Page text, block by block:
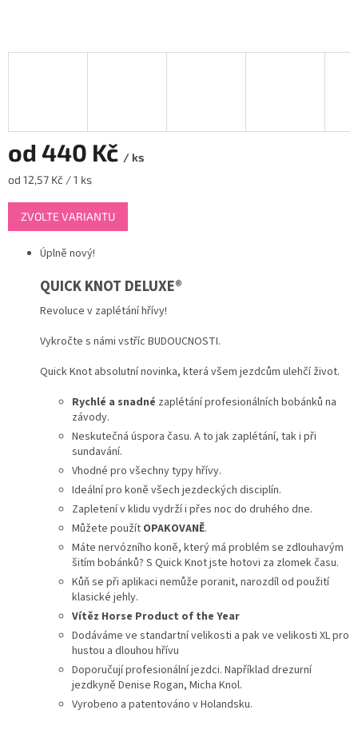
od 440 Kč / ks
Měrná
od 12,57 Kč / 1 ks
ZVOLTE VARIANTU
Úplně nový!
QUICK KNOT DELUXE®
Revoluce v zaplétání hřívy!
Vykročte s námi vstříc BUDOUCNOSTI.
Quick Knot absolutní novinka, která všem jezdcům ulehčí život.
Rychlé a snadné zaplétání profesionálních bobánků na
závody.
Neskutečná úspora času. A to jak zaplétání, tak i při
sundavání.
Vhodné pro všechny typy hřívy.
Ideální pro koně všech jezdeckých disciplín.
Zapletení v klidu vydrží i přes noc do druhého dne.
Můžete použít OPAKOVANĚ.
Máte nervózního koně, který má problém se zdlouhavým
šitím bobánků? S Quick Knot jste hotovi za zlomek času.
Kůň se při aplikaci nemůže poranit, narozdíl od použití
klasické jehly.
Vítěz Horse Product of the Year
Dodáváme ve standartní velikosti a pak ve velikosti XL pro
hustou a dlouhou hřívu
Doporučují profesionální jezdci. Například drezurní
jezdkyně Denise Rogan, Micha Knol.
Vyrobeno a patentováno v Holandsku.